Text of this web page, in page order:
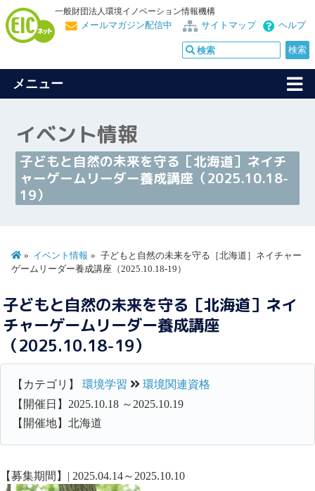
一般財団法人環境イノベーション情報機構
ヘルプ
サイトマップ
メールマガジン配信中
メニュー
イベント情報
子どもと自然の未来を守る［北海道］ネイチ
ャーゲームリーダー養成講座（2025.10.18-
19）
イベント情報
子どもと自然の未来を守る［北海道］ネイチャー
ゲームリーダー養成講座（2025.10.18-19）
子どもと自然の未来を守る［北海道］ネイ
チャーゲームリーダー養成講座
（2025.10.18-19）
【カテゴリ】 環境学習
環境関連資格
【開催日】2025.10.18 ～2025.10.19
【開催地】北海道
【募集期間】| 2025.04.14～2025.10.10